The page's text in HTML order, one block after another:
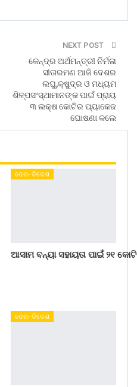
NEXT POST
କେନ୍ଦ୍ର ଅର୍ଥମନ୍ତ୍ରୀ ନିର୍ମଳା
ସୀତାରମଣ ଆଜି ଦେଶର
ଲଘୁ,କ୍ଷୁଦ୍ର ଓ ମଧ୍ୟମ
ଶିଳ୍ପସଂସ୍ଥାମାନଙ୍କ ପାଇଁ ପ୍ରାୟ
୩ ଲକ୍ଷ କୋଟିର ପ୍ୟାକେଜ
ଘୋଷଣା କଲେ
ଦେଶ- ବିଦେଶ
ଆସାମ ବନ୍ୟା ସହାୟତା ପାଇଁ ୨୧
ଦେଶ- ବିଦେଶ